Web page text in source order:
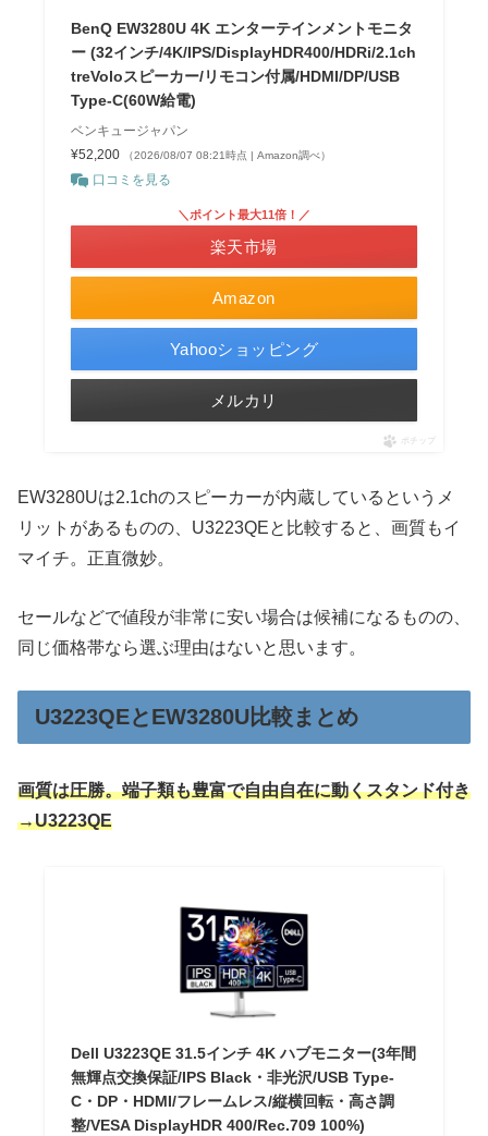
BenQ EW3280U 4K エンターテインメントモニタ
ー (32インチ/4K/IPS/DisplayHDR400/HDRi/2.1ch
treVoloスピーカー/リモコン付属/HDMI/DP/USB
Type-C(60W給電)
ベンキュージャパン
¥52,200
（2026/08/07 08:21時点 | Amazon調べ）
口コミを見る
Amazon
＼ポイント最大11倍！／
楽天市場
Yahooショッピング
メルカリ
ポチップ
EW3280Uは2.1chのスピーカーが内蔵しているというメ
リットがあるものの、U3223QEと比較すると、画質もイ
マイチ。正直微妙。
セールなどで値段が非常に安い場合は候補になるものの、
同じ価格帯なら選ぶ理由はないと思います。
U3223QEとEW3280U比較まとめ
画質は圧勝。端子類も豊富で自由自在に動くスタンド付き
→U3223QE
Dell U3223QE 31.5インチ 4K ハブモニター(3年間
無輝点交換保証/IPS Black・非光沢/USB Type-
C・DP・HDMI/フレームレス/縦横回転・高さ調
整/VESA DisplayHDR 400/Rec.709 100%)